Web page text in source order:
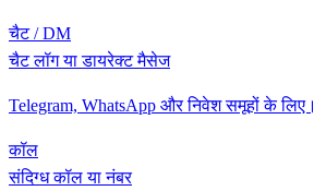
चैट / DM
चैट लॉग या डायरेक्ट मैसेज
Telegram, WhatsApp और निवेश समूहों के लिए।
कॉल
संदिग्ध कॉल या नंबर